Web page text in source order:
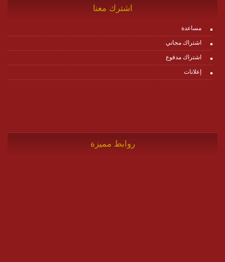
اشترك معنا
مساعدة
اشتراك مجاني
اشتراك مدفوع
إعلانات
روابط مميزة